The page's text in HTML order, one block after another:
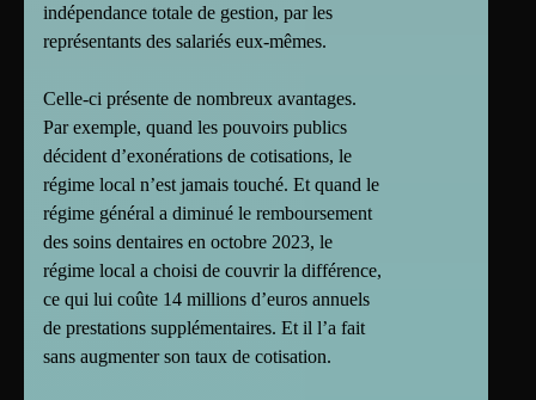
indépendance totale de gestion, par les
représentants des salariés eux-mêmes.
Celle-ci présente de nombreux avantages.
Par exemple, quand les pouvoirs publics
décident d’exonérations de cotisations, le
régime local n’est jamais touché. Et quand le
régime général a diminué le remboursement
des soins dentaires en octobre 2023, le
régime local a choisi de couvrir la différence,
ce qui lui coûte 14 millions d’euros annuels
de prestations supplémentaires. Et il l’a fait
sans augmenter son taux de cotisation.